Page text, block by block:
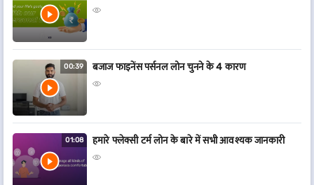
00:39 बजाज फाइनेंस पर्सनल लोन चुनने के 4 कारण
01:08 हमारे फ्लेक्सी टर्म लोन के बारे में सभी आवश्यक जानकारी